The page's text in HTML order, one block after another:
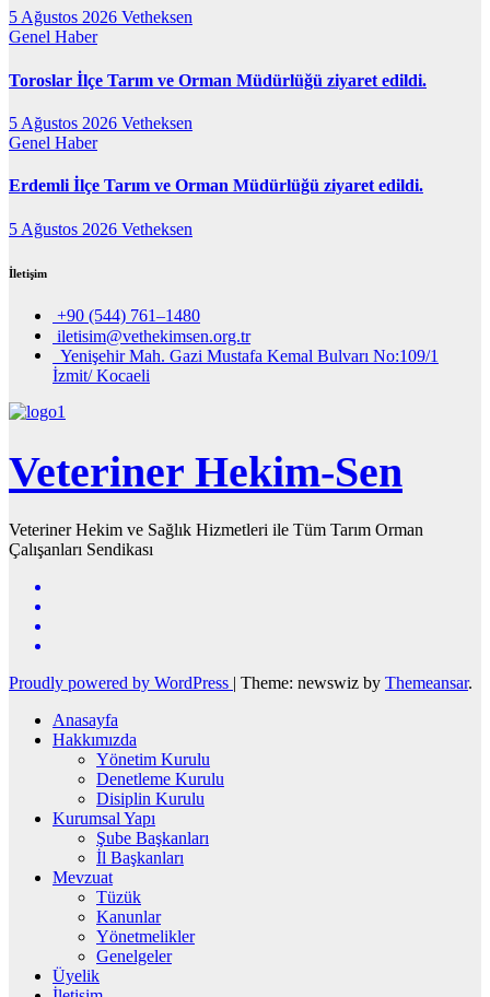
5 Ağustos 2026 Vetheksen
Genel Haber
Toroslar İlçe Tarım ve Orman Müdürlüğü ziyaret edildi.
5 Ağustos 2026 Vetheksen
Genel Haber
Erdemli İlçe Tarım ve Orman Müdürlüğü ziyaret edildi.
5 Ağustos 2026 Vetheksen
İletişim
+90 (544) 761–1480
iletisim@vethekimsen.org.tr
Yenişehir Mah. Gazi Mustafa Kemal Bulvarı No:109/1
İzmit/ Kocaeli
Veteriner Hekim-Sen
Veteriner Hekim ve Sağlık Hizmetleri ile Tüm Tarım Orman
Çalışanları Sendikası
Proudly powered by WordPress | Theme: newswiz by Themeansar.
Anasayfa
Hakkımızda
Yönetim Kurulu
Denetleme Kurulu
Disiplin Kurulu
Kurumsal Yapı
Şube Başkanları
İl Başkanları
Mevzuat
Tüzük
Kanunlar
Yönetmelikler
Genelgeler
Üyelik